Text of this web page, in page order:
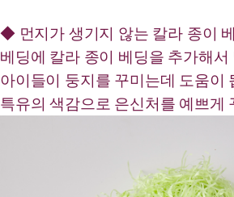
◆ 먼지가 생기지 않는 칼라 종이
베딩에 칼라 종이 베딩을 추가해서
아이들이 둥지를 꾸미는데 도움이
특유의 색감으로 은신처를 예쁘게